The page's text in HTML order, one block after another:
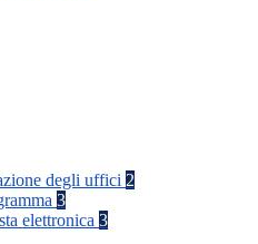
degli uffici 2
3
elettronica 3